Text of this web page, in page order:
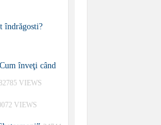
îndrăgosti?
înveţi când
VIEWS
VIEWS